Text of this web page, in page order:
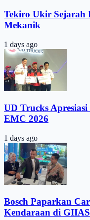
Tekiro Ukir Sejarah
Mekanik
1 days ago
UD Trucks
EMC 2026
1 days ago
Bosch Paparkan
Kendaraan di